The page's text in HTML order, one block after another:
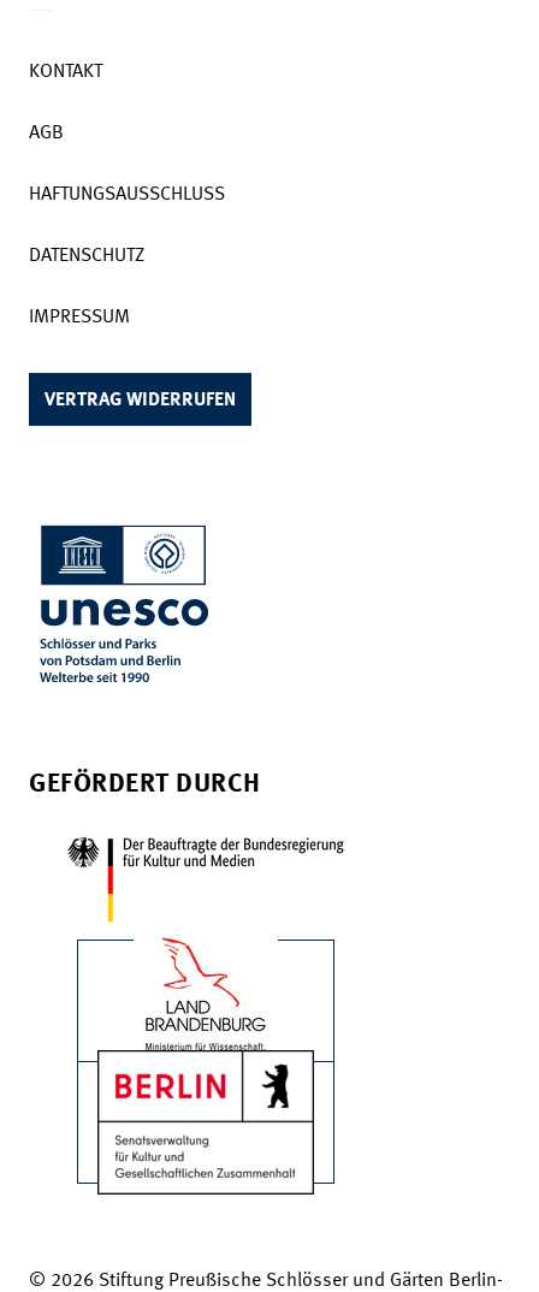
KONTAKT
AGB
HAFTUNGSAUSSCHLUSS
DATENSCHUTZ
IMPRESSUM
VERTRAG WIDERRUFEN
GEFÖRDERT DURCH
© 2026 Stiftung Preußische Schlösser und Gärten Berlin-